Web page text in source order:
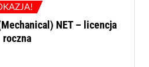
NET – licencja
roczna